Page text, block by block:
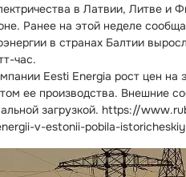
в Латвии, Литве и
Ранее на этой неделе
в странах Балтии
час.
Eesti Energia рост цен на
ее производства. Внешние
загрузкой. https://
v-estonii-pobila-